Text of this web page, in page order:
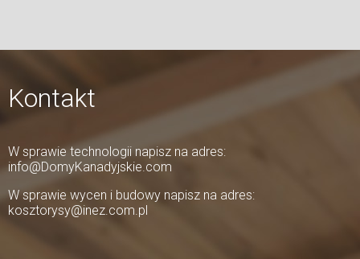
Kontakt
W sprawie technologii napisz na adres:
info@DomyKanadyjskie.com
W sprawie wycen i budowy napisz na adres:
kosztorysy@inez.com.pl